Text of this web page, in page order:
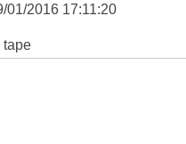
01/2016 17:11:20
tape